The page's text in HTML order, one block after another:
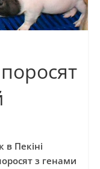
в Пекіні
з генами